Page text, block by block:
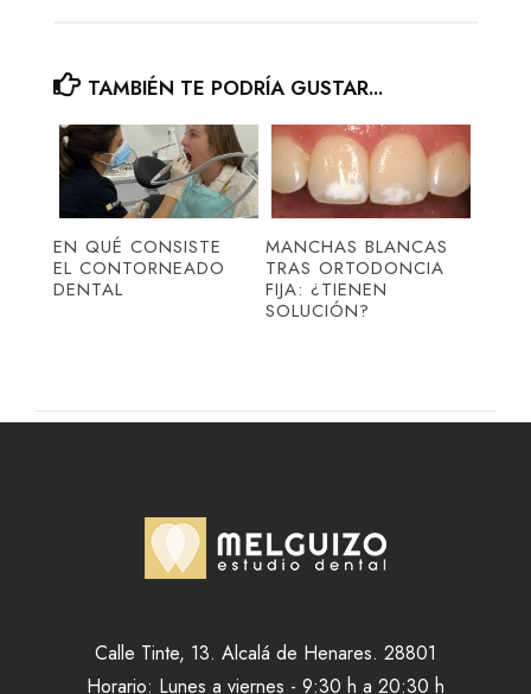
TAMBIÉN TE PODRÍA GUSTAR...
EN QUÉ CONSISTE
EL CONTORNEADO
DENTAL
MANCHAS BLANCAS
TRAS ORTODONCIA
FIJA: ¿TIENEN
SOLUCIÓN?
Calle Tinte, 13. Alcalá de Henares. 28801
Horario: Lunes a viernes - 9:30 h a 20:30 h